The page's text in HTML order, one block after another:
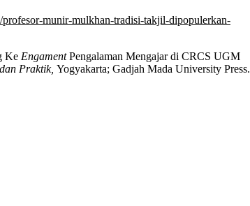
munir-mulkhan-tradisi-takjil-dipopulerkan-
Ke EngamentPengalaman Mengajar di CRCS UGM
Praktik, Yogyakarta; Gadjah Mada University Press.